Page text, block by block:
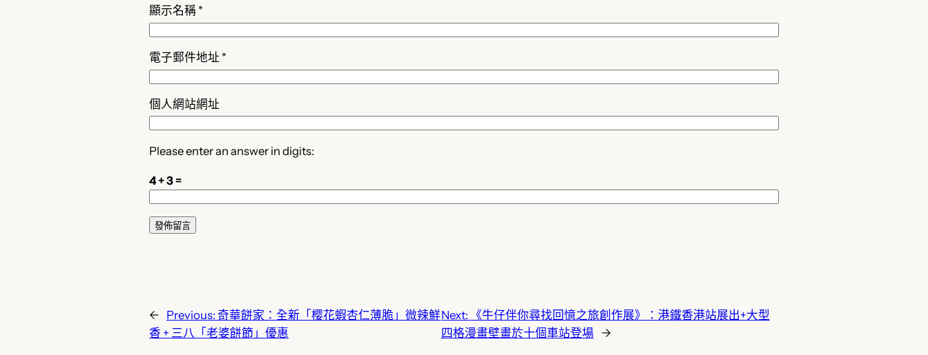
顯示名稱 *
電子郵件地址 *
個人網站網址
Please enter an answer in digits:
4 + 3 =
← Previous: 奇華餅家：全新「樱花蝦杏仁薄脆」微辣鮮
香 + 三八「老婆餅節」優惠
Next:
《牛仔伴你尋找回憶之旅創作展》：港鐵香港站展出+大型
四格漫畫壁畫於十個車站登場
→